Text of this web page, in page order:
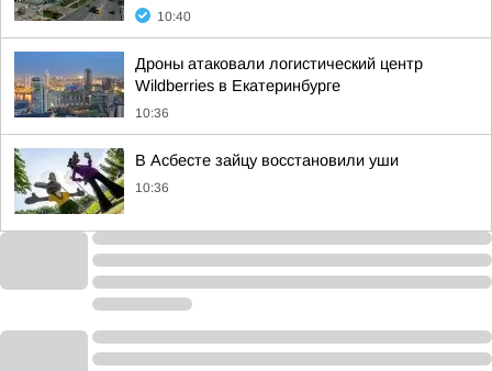
10:40
Дроны атаковали логистический центр
Wildberries в Екатеринбурге
10:36
В Асбесте зайцу восстановили уши
10:36